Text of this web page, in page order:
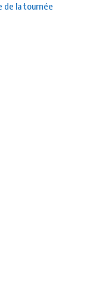
de la tournée